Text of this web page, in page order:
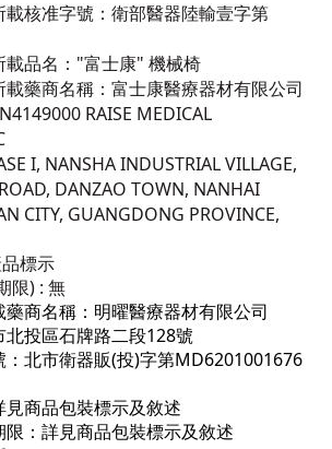
核准字號：衛部醫器陸輸壹字第
載品名："富士康" 機械椅
藥商名稱：富士康醫療器材有限公司
RAISE MEDICAL
I, NANSHA INDUSTRIAL VILLAGE,
DANZAO TOWN, NANHAI
CITY, GUANGDONG PROVINCE,
標示
限) : 無
商名稱：明曜醫療器材有限公司
投區石牌路二段128號
：北市衛器販(投)字第MD6201001676
商品包裝標示及敘述
：詳見商品包裝標示及敘述